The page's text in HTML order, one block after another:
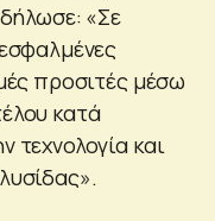
«Σε
προσιτές μέσω
κατά
τεχνολογία και